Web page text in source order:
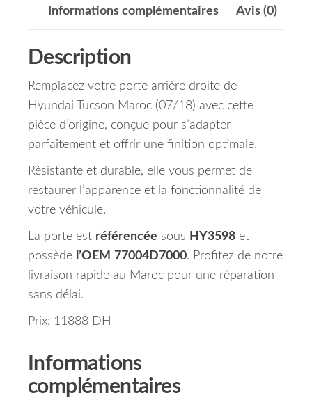
Informations complémentaires Avis (0)
Description
Remplacez votre porte arrière droite de
Hyundai Tucson Maroc (07/18) avec cette
pièce d’origine, conçue pour s’adapter
parfaitement et offrir une finition optimale.
Résistante et durable, elle vous permet de
restaurer l’apparence et la fonctionnalité de
votre véhicule.
La porte est référencée sous HY3598 et
possède l’OEM 77004D7000. Profitez de notre
livraison rapide au Maroc pour une réparation
sans délai.
Prix: 11888 DH
Informations
complémentaires